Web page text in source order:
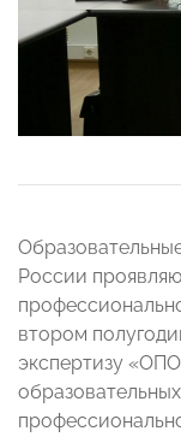
России
втором
экспертизу